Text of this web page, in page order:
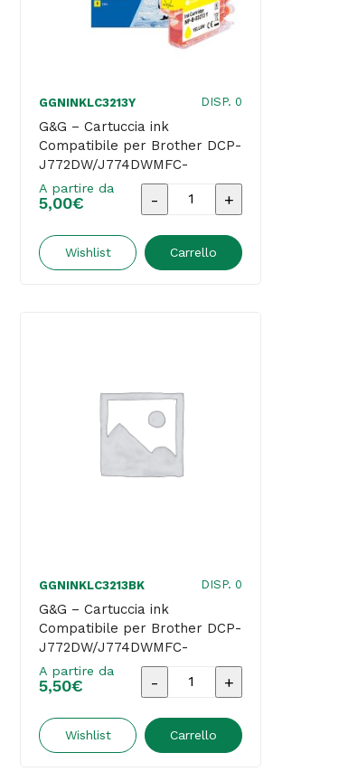
Nero
quantità
GGNINKLC3213Y DISP. 0
G&G – Cartuccia ink
Compatibile per Brother DCP-
J772DW/J774DWMFC-
J890DW – Giallo
A partire da
5,00€
G&G
Cartuccia
J772DW/J774DWMFC-
J890DW
Wishlist Carrello
GGNINKLC3213BK DISP. 0
G&G – Cartuccia ink
Compatibile per Brother DCP-
J772DW/J774DWMFC-
J890DW – Nero
A partire da
5,50€
G&G
Cartuccia
Wishlist Carrello